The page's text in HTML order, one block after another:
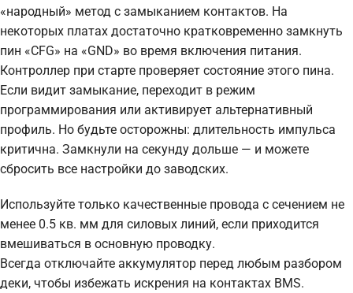
«народный» метод с замыканием контактов. На
некоторых платах достаточно кратковременно замкнуть
пин «CFG» на «GND» во время включения питания.
Контроллер при старте проверяет состояние этого пина.
Если видит замыкание, переходит в режим
программирования или активирует альтернативный
профиль. Но будьте осторожны: длительность импульса
критична. Замкнули на секунду дольше — и можете
сбросить все настройки до заводских.
Используйте только качественные провода с сечением не
менее 0.5 кв. мм для силовых линий, если приходится
вмешиваться в основную проводку.
Всегда отключайте аккумулятор перед любым разбором
деки, чтобы избежать искрения на контактах BMS.